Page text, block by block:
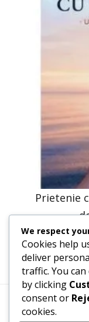
Prietenie
Termeni,
We respect
Cookies help
deliver
traffic. You
by clicking
consent or
cookies.